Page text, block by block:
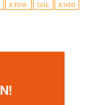
ETIOS GOL KWID